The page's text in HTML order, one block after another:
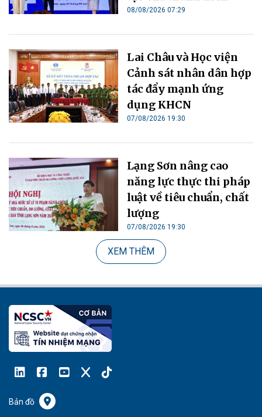
08/08/2026 07:29
Lai Châu và Học viện
Cảnh sát nhân dân hợp
tác đẩy mạnh ứng
dụng KHCN
07/08/2026 19:30
Lạng Sơn nâng cao
năng lực thực thi pháp
luật về tiêu chuẩn, chất
lượng
07/08/2026 19:30
XEM THÊM
Bản đồ